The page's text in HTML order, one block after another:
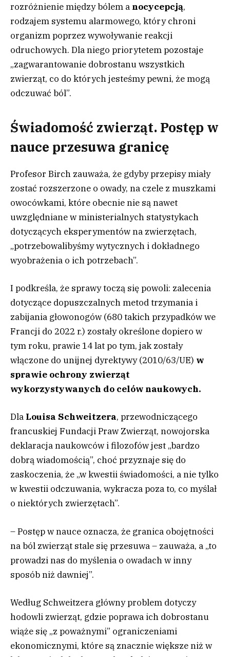
rozróżnienie między bólem a nocycepcją,
rodzajem systemu alarmowego, który chroni
organizm poprzez wywoływanie reakcji
odruchowych. Dla niego priorytetem pozostaje
„zagwarantowanie dobrostanu wszystkich
zwierząt, co do których jesteśmy pewni, że mogą
odczuwać ból”.
Świadomość zwierząt. Postęp w
nauce przesuwa granicę
Profesor Birch zauważa, że gdyby przepisy miały
zostać rozszerzone o owady, na czele z muszkami
owocówkami, które obecnie nie są nawet
uwzględniane w ministerialnych statystykach
dotyczących eksperymentów na zwierzętach,
„potrzebowalibyśmy wytycznych i dokładnego
wyobrażenia o ich potrzebach”.
I podkreśla, że sprawy toczą się powoli: zalecenia
dotyczące dopuszczalnych metod trzymania i
zabijania głowonogów (680 takich przypadków we
Francji do 2022 r.) zostały określone dopiero w
tym roku, prawie 14 lat po tym, jak zostały
włączone do unijnej dyrektywy (2010/63/UE) w
sprawie ochrony zwierząt
wykorzystywanych do celów naukowych.
Dla Louisa Schweitzera, przewodniczącego
francuskiej Fundacji Praw Zwierząt, nowojorska
deklaracja naukowców i filozofów jest „bardzo
dobrą wiadomością”, choć przyznaje się do
zaskoczenia, że „w kwestii świadomości, a nie tylko
w kwestii odczuwania, wykracza poza to, co myślał
o niektórych zwierzętach”.
– Postęp w nauce oznacza, że granica obojętności
na ból zwierząt stale się przesuwa – zauważa, a „to
prowadzi nas do myślenia o owadach w inny
sposób niż dawniej”.
Według Schweitzera główny problem dotyczy
hodowli zwierząt, gdzie poprawa ich dobrostanu
wiąże się „z poważnymi” ograniczeniami
ekonomicznymi, które są znacznie większe niż w